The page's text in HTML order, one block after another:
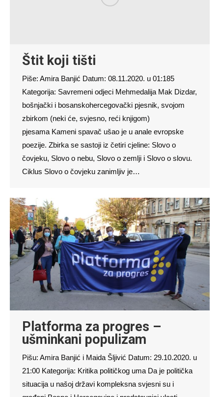
Štit koji tišti
Piše: Amira Banjić Datum: 08.11.2020. u 01:185
Kategorija: Savremeni odjeci Mehmedalija Mak Dizdar,
bošnjački i bosanskohercegovački pjesnik, svojom
zbirkom (neki će, svjesno, reći knjigom)
pjesama Kameni spavač ušao je u anale evropske
poezije. Zbirka se sastoji iz četiri cjeline: Slovo o
čovjeku, Slovo o nebu, Slovo o zemlji i Slovo o slovu.
Ciklus Slovo o čovjeku zanimljiv je…
Platforma za progres –
ušminkani populizam
Pišu: Amira Banjić i Maida Šljivić Datum: 29.10.2020. u
21:00 Kategorija: Kritika političkog uma Da je politička
situacija u našoj državi kompleksna svjesni su i